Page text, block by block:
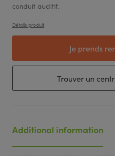
conduit auditif.
Détails produit
Je prends
Trouver un
Additional information